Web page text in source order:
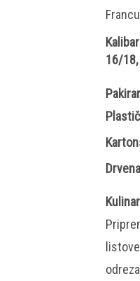
Kalibar
16/